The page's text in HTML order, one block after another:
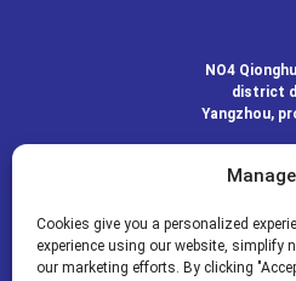
NO4
district
Yangzhou,
Cookies give you a personalized
experience using our website, simplify
our marketing efforts. By clicking